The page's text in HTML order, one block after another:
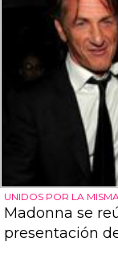
UNIDOS POR LA
Madonna se
presentación